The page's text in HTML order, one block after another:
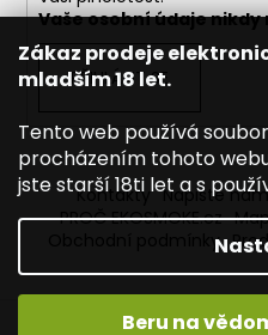
Zákaz prodeje
mladším 18 let.
Tento web používá
procházením tohoto
jste starší 18ti let a s
Beru na
Vaše osobní údaje
PŘIHLÁSIT SE
Kontakty Napište nám
PROČ EKOSMOKE.cz
Obchodní podmínky